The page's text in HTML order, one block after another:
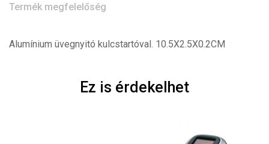
Termék megfelelőség
Alumínium üvegnyitó kulcstartóval. 10.5X2.5X0.2CM
Ez is érdekelhet